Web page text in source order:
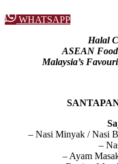
WHATSAPP
Halal
ASEAN
Malaysia’s
– Nasi Minyak / Nasi
–
– Ayam